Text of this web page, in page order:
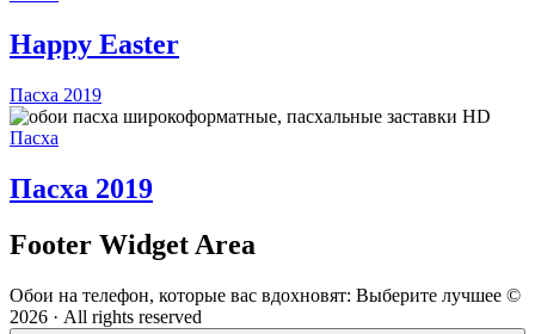
Happy Easter
Пасха 2019
Пасха
Пасха 2019
Footer Widget Area
Обои на телефон, которые вас вдохновят: Выберите лучшее ©
2026 · All rights reserved